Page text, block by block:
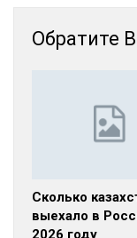
Обратите
Сколько
выехало в
2026 году